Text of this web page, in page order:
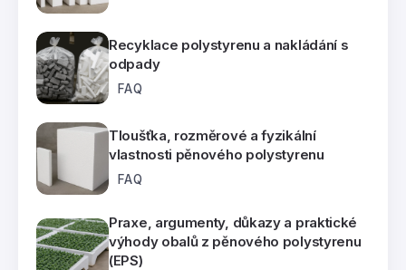
Recyklace polystyrenu a nakládání s
odpady
FAQ
Tloušťka, rozměrové a fyzikální
vlastnosti pěnového polystyrenu
FAQ
Praxe, argumenty, důkazy a praktické
výhody obalů z pěnového polystyrenu
(EPS)